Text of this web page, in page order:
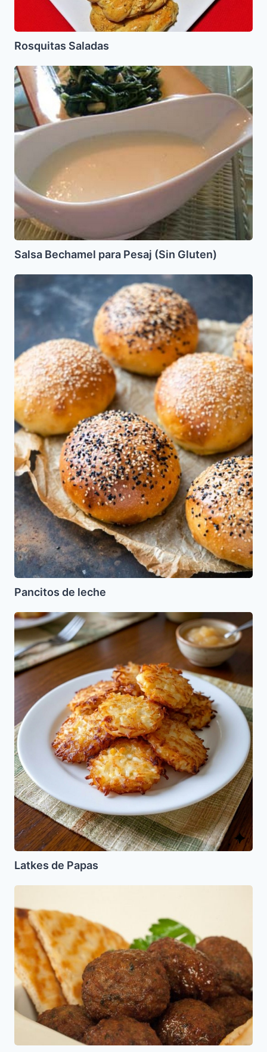
Rosquitas Saladas
Salsa
Bechamel
para
Pesaj
(Sin
Gluten)
Salsa Bechamel para Pesaj (Sin Gluten)
Pancitos
de
leche
Pancitos de leche
Latkes
de
Papas
Latkes de Papas
(Albondigas)